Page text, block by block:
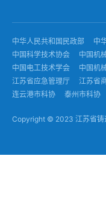
中华人民共和国民政部 中
中国科学技术协会
中国机
中国电工技术学会
中国机
江苏省应急管理厅
江苏省
连云港市科协
泰州市科协
Copyright © 2023 江苏省铸